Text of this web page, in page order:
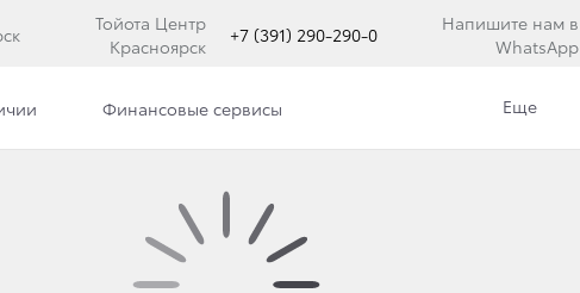
Тойота Центр
Красноярск
+7 (391) 290-290-0
Напишите нам в
WhatsApp
Финансовые сервисы Еще